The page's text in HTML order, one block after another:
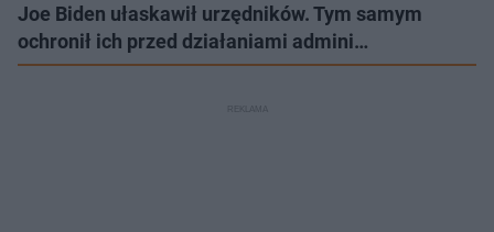
Joe Biden ułaskawił urzędników. Tym samym
ochronił ich przed działaniami admini…